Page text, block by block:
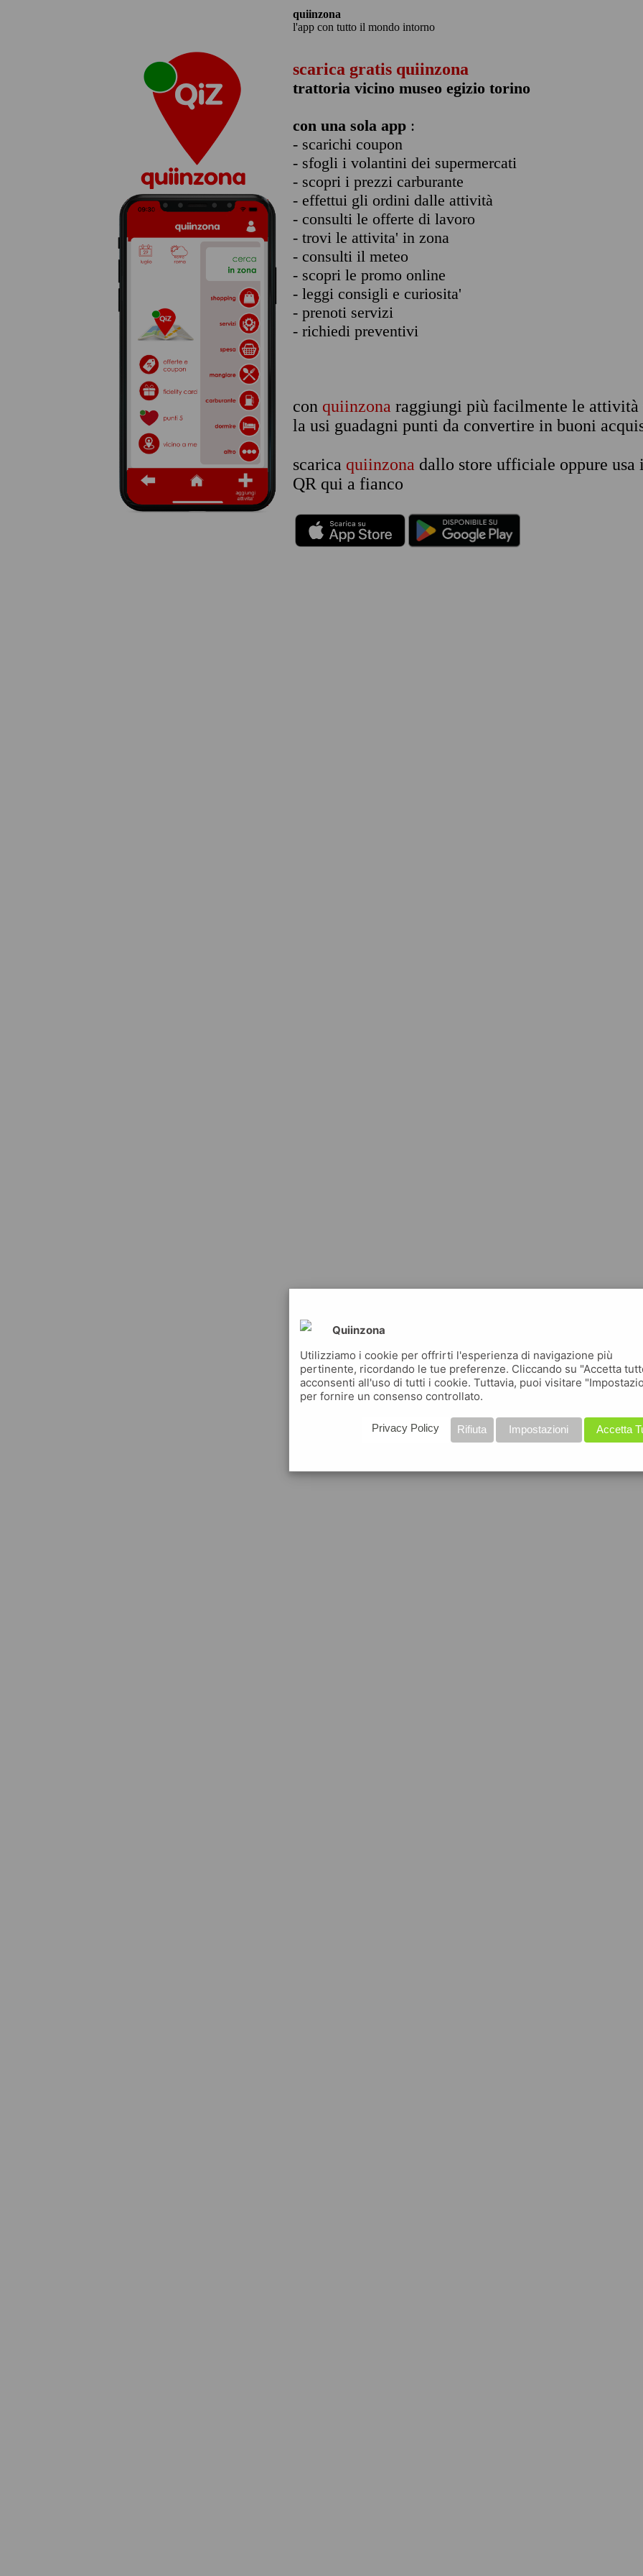
quiinzona
l'app con tutto il mondo intorno
scarica gratis quiinzona
trattoria vicino museo egizio torino
con una sola app :
- scarichi coupon
- sfogli i volantini dei supermercati
- scopri i prezzi carburante
- effettui gli ordini dalle attività
- consulti le offerte di lavoro
- trovi le attivita' in zona
- consulti il meteo
- scopri le promo online
- leggi consigli e curiosita'
- prenoti servizi
- richiedi preventivi
con quiinzona raggiungi più facilmente le attività
la usi guadagni punti da convertire in buoni
scarica quiinzona dallo store ufficiale oppure usa
QR qui a fianco
Quiinzona
Utilizziamo i cookie per offrirti l'esperienza di navigazione più
pertinente, ricordando le tue preferenze. Cliccando su "Accetta
acconsenti all'uso di tutti i cookie. Tuttavia, puoi visitare
per fornire un consenso controllato.
Accetta
Impostazioni
Rifiuta
Privacy Policy